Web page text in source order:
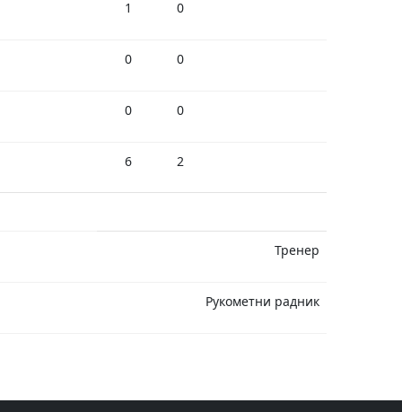
1 0
0 0
0 0
6 2
Тренер
Рукометни радник